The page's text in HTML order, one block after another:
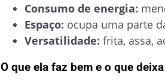
Consumo de energia:
Espaço: ocupa uma parte
Versatilidade: frita, assa,
O que ela faz bem e o que